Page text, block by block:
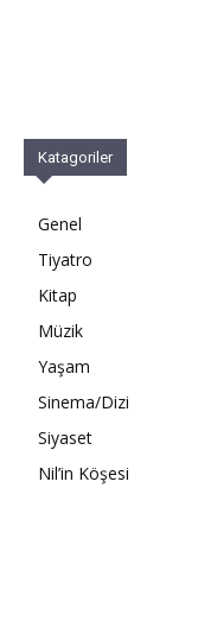
Katagoriler
Genel
Tiyatro
Kitap
Müzik
Yaşam
Sinema/Dizi
Siyaset
Nil’in Köşesi